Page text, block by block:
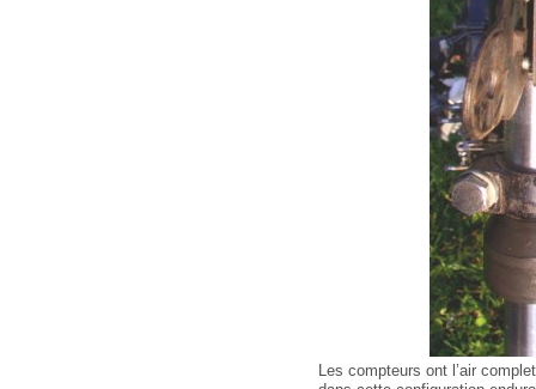
Les compteurs ont l’air